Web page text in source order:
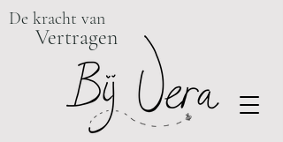
De kracht van
Vertragen